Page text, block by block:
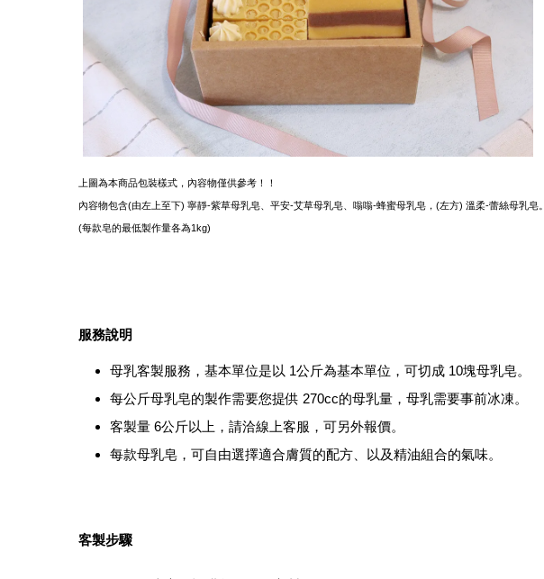
上圖為本商品包裝樣式，內容物僅供參考！！
內容物包含(由左上至下) 寧靜-紫草母乳皂、平安-艾草母乳皂、嗡嗡-蜂蜜母乳皂，(左方) 溫柔-蕾絲母乳皂。
(每款皂的最低製作量各為1kg)
服務說明
母乳客製服務，基本單位是以 1公斤為基本單位，可切成 10塊母乳皂。
每公斤母乳皂的製作需要您提供 270cc的母乳量，母乳需要事前冰凍。
客製量 6公斤以上，請洽線上客服，可另外報價。
每款母乳皂，可自由選擇適合膚質的配方、以及精油組合的氣味。
客製步驟